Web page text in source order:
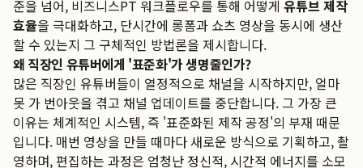
준을 넘어, 비즈니스PT 워크플로우를 통해 어떻게 유튜브 제작
효율을 극대화하고, 단시간에 롱폼과 쇼츠 영상을 동시에 생산
할 수 있는지 그 구체적인 방법론을 제시합니다.
왜 직장인 유튜버에게 '표준화'가 생명줄인가?
많은 직장인 유튜버들이 열정적으로 채널을 시작하지만, 얼마
못 가 번아웃을 겪고 채널 업데이트를 중단합니다. 그 가장 큰
이유는 체계적인 시스템, 즉 '표준화된 제작 공정'의 부재 때문
입니다. 매번 영상을 만들 때마다 새로운 방식으로 기획하고, 촬
영하며, 편집하는 과정은 엄청난 정신적, 시간적 에너지를 소모